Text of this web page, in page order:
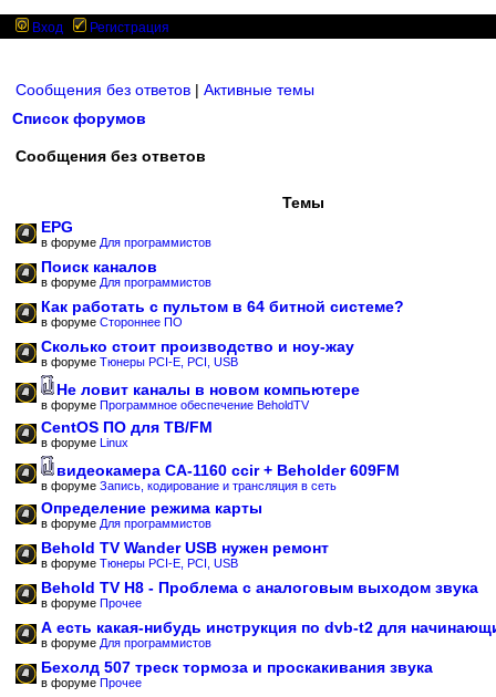
Вход Регистрация
Сообщения без ответов | Активные темы
Список форумов
Сообщения без ответов
Темы
EPG
в форуме Для программистов
Поиск каналов
в форуме Для программистов
Как работать с пультом в 64 битной системе?
в форуме Стороннее ПО
Сколько стоит производство и ноу-жау
в форуме Тюнеры PCI-E, PCI, USB
Не ловит каналы в новом компьютере
в форуме Программное обеспечение BeholdTV
CentOS ПО для ТВ/FM
в форуме Linux
видеокамера CA-1160 ccir + Beholder 609FM
в форуме Запись, кодирование и трансляция в сеть
Определение режима карты
в форуме Для программистов
Behold TV Wander USB нужен ремонт
в форуме Тюнеры PCI-E, PCI, USB
Behold TV H8 - Проблема с аналоговым выходом звука
в форуме Прочее
А есть какая-нибудь инструкция по dvb-t2 для
в форуме Для программистов
Бехолд 507 треск тормоза и проскакивания звука
в форуме Прочее